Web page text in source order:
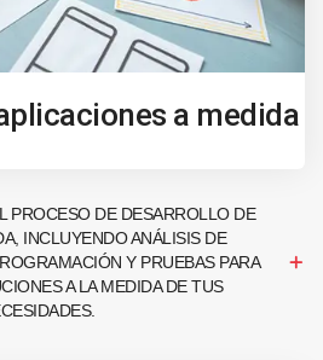
a medida
PROCESO DE DESARROLLO DE
INCLUYENDO ANÁLISIS DE
Y PRUEBAS PARA
A LA MEDIDA DE TUS